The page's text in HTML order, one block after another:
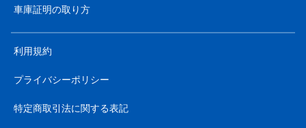
車庫証明の取り方
利用規約
プライバシーポリシー
特定商取引法に関する表記